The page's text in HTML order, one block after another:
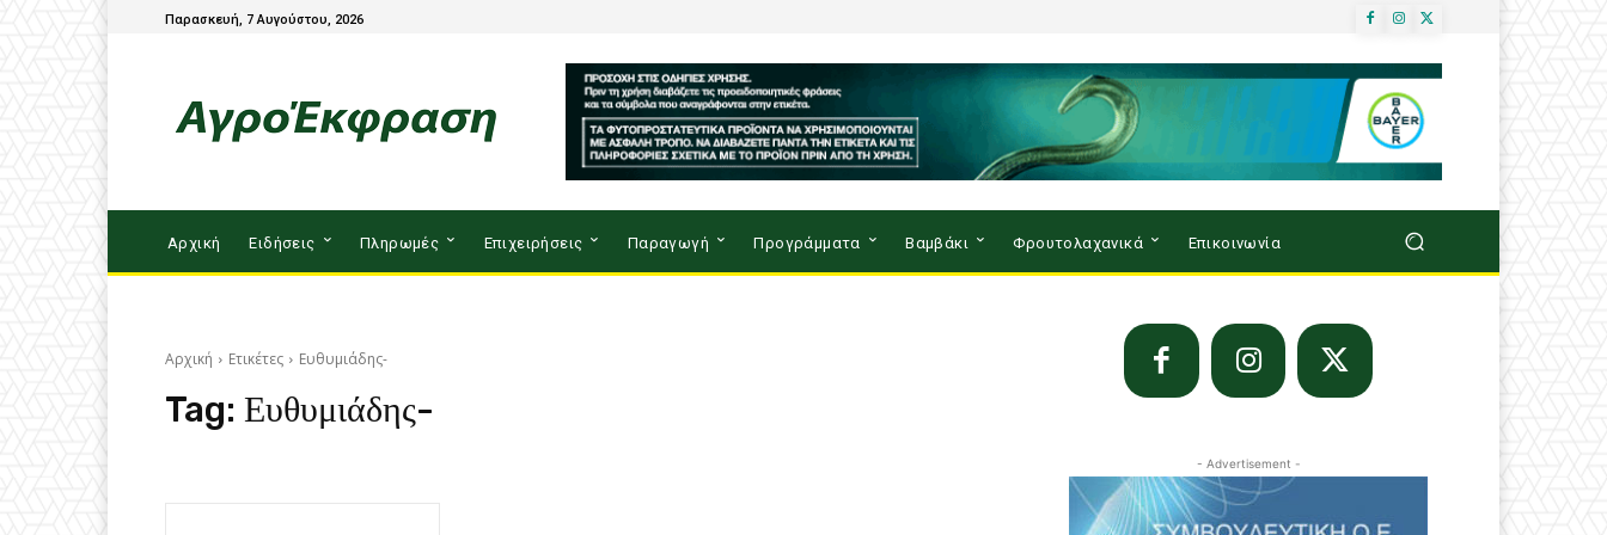
Παρασκευή, 7 Αυγούστου, 2026
Αρχική Ειδήσεις Πληρωμές Επιχειρήσεις Παραγωγή Προγράμματα Βαμβάκι Φρουτολαχανικά Επικοινωνία
Αρχική Ετικέτες Ευθυμιάδης-
Tag: Ευθυμιάδης-
- Advertisement -